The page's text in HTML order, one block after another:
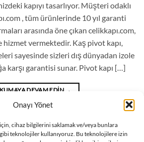
Onayı Yönet
cihaz bilgilerini saklamak ve/veya bunlara
teknolojiler kullanıyoruz. Bu teknolojilere izin
kapıyı tasarlıyor. Müşteri odaklı
, tüm ürünlerinde 10 yıl garanti
arasında öne çıkan celikkapı.com,
hizmet vermektedir. Kaş pivot kapı,
sayesinde sizleri dış dünyadan izole
karşı garantisi sunar. Pivot kapı […]
DEVAM EDIN →
pivot kapı fiyatları,Kaş pivot kapı modelleri
,pivot kapı modelleri,pivot kapı modelleri